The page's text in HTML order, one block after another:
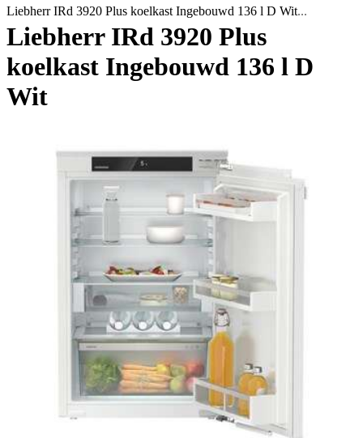
Liebherr IRd 3920 Plus koelkast Ingebouwd 136 l D Wit
Liebherr IRd 3920 Plus
koelkast Ingebouwd 136 l D
Wit